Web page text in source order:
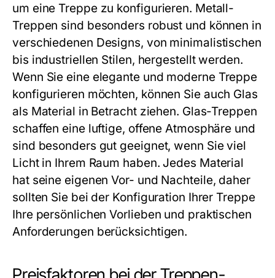
um eine Treppe zu konfigurieren. Metall-
Treppen sind besonders robust und können in
verschiedenen Designs, von minimalistischen
bis industriellen Stilen, hergestellt werden.
Wenn Sie eine elegante und moderne Treppe
konfigurieren möchten, können Sie auch Glas
als Material in Betracht ziehen. Glas-Treppen
schaffen eine luftige, offene Atmosphäre und
sind besonders gut geeignet, wenn Sie viel
Licht in Ihrem Raum haben. Jedes Material
hat seine eigenen Vor- und Nachteile, daher
sollten Sie bei der Konfiguration Ihrer Treppe
Ihre persönlichen Vorlieben und praktischen
Anforderungen berücksichtigen.